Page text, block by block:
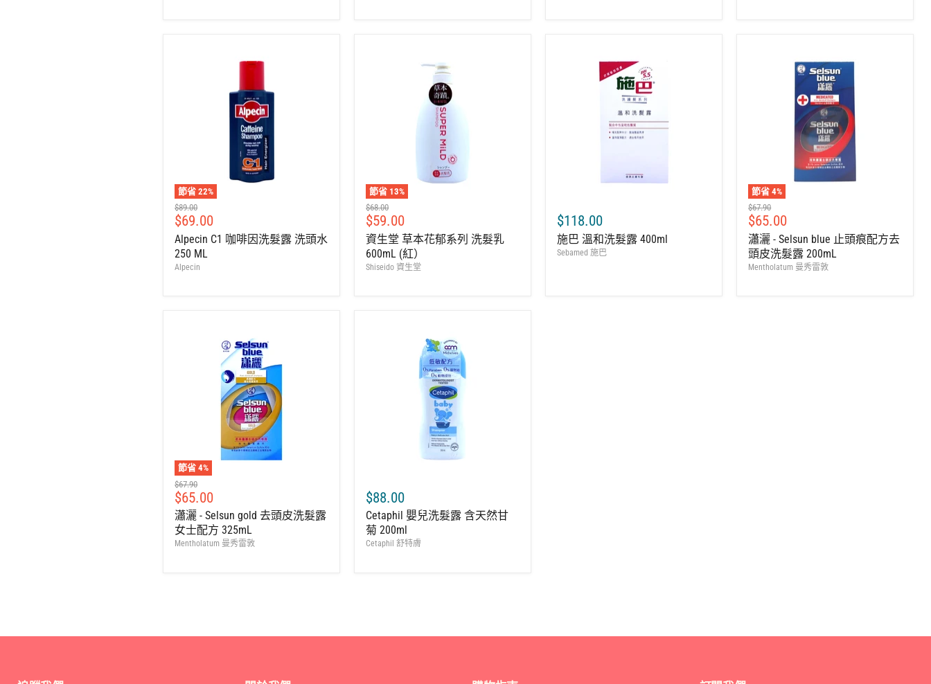
節省22%
建
議
零
售
價
$89.00
售
價
$69.00
Alpecin C1 咖啡因洗髮露 洗頭水
250 ML
Alpecin
節省 13%
建
議
零
售
價
$68.00
售
價
$59.00
資生堂 草本花郁系列 洗髮乳
600mL (紅）
Shiseido 資生堂
$118.00
施巴 溫和洗髮露 400ml
Sebamed 施巴
節省4%
建
議
零
售
價
$67.90
售
價
$65.00
瀟灑 - Selsun blue 止頭痕配方去
頭皮洗髮露 200mL
Mentholatum 曼秀雷敦
節省4%
建
議
零
售
價
$67.90
售
價
$65.00
瀟灑 - Selsun gold 去頭皮洗髮露
女士配方 325mL
Mentholatum 曼秀雷敦
$88.00
Cetaphil 嬰兒洗髮露 含天然甘
菊 200ml
Cetaphil 舒特膚